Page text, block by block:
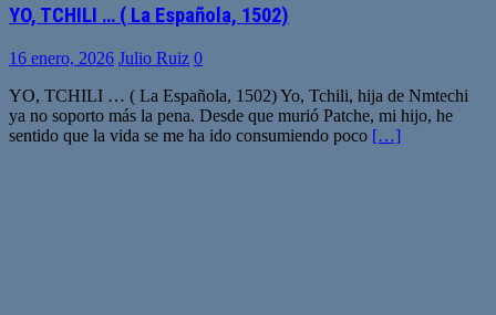
YO, TCHILI … ( La Española, 1502)
16 enero, 2026 Julio Ruiz 0
YO, TCHILI … ( La Española, 1502) Yo, Tchili, hija de Nmtechi
ya no soporto más la pena. Desde que murió Patche, mi hijo, he
sentido que la vida se me ha ido consumiendo poco […]